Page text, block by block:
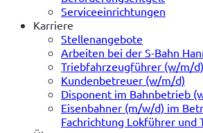
Serviceeinrichtungen
Karriere
Stellenangebote
Arbeiten bei der S-Bahn
Triebfahrzeugführer (w/m/d)
Kundenbetreuer (w/m/d)
Disponent im Bahnbetrieb
Eisenbahner (m/w/d) im
Fachrichtung Lokführer und